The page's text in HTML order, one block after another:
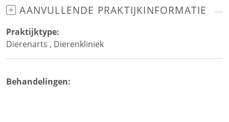
AANVULLENDE PRAKTIJKINFORMATIE
Praktijktype:
Dierenarts , Dierenkliniek
Behandelingen: